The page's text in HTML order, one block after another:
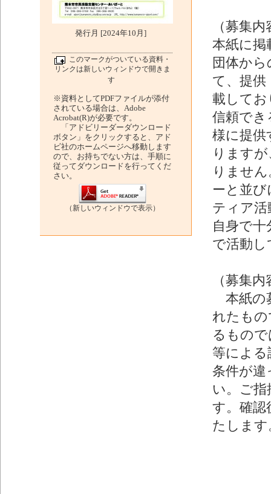
発行月 [2024年10月]
このマークがついている資料・
リンクは新しいウィンドウで開きま
す
※資料としてPDFファイルが添付
されている場合は、Adobe
Acrobat(R)が必要です。
「アドビリーダーダウンロード
ボタン」をクリックすると、アド
ビ社のホームページへ移動します
ので、お持ちでない方は、手順に
従ってダウンロードを行ってくだ
さい。
（新しいウィンドウで表示）
（募集
本紙に掲
団体か
て、提供
載して
信頼でき
様に提供
ります
りませ
ーと並
ティア
自身で
で活動し
（募集
本紙の
れたも
るもの
等による
条件が違
い。ご
す。確認
たします